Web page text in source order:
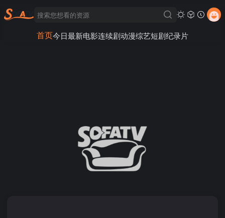
首页今日最新电影连续剧动漫综艺短剧纪录片